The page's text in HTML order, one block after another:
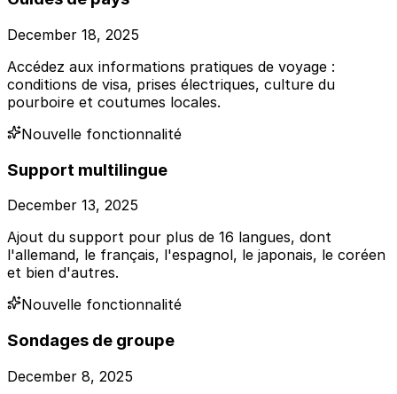
December 18, 2025
Accédez aux informations pratiques de voyage :
conditions de visa, prises électriques, culture du
pourboire et coutumes locales.
Nouvelle fonctionnalité
Support multilingue
December 13, 2025
Ajout du support pour plus de 16 langues, dont
l'allemand, le français, l'espagnol, le japonais, le coréen
et bien d'autres.
Nouvelle fonctionnalité
Sondages de groupe
December 8, 2025